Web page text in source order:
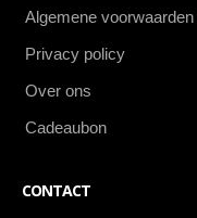
Algemene voorwaarden
Privacy policy
Over ons
Cadeaubon
CONTACT